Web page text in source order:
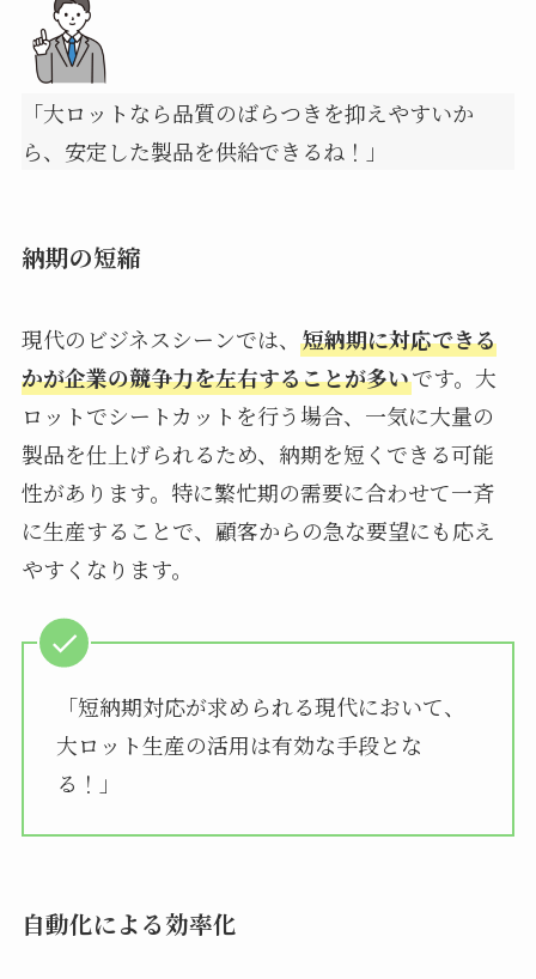
「大ロットなら品質のばらつきを抑えやすいか
ら、安定した製品を供給できるね！」
納期の短縮
現代のビジネスシーンでは、 短納期に対応できる
かが企業の競争力を左右することが多いです。大
ロットでシートカットを行う場合、一気に大量の
製品を仕上げられるため、納期を短くできる可能
性があります。特に繁忙期の需要に合わせて一斉
に生産することで、顧客からの急な要望にも応え
やすくなります。
「短納期対応が求められる現代において、
大ロット生産の活用は有効な手段とな
る！」
自動化による効率化